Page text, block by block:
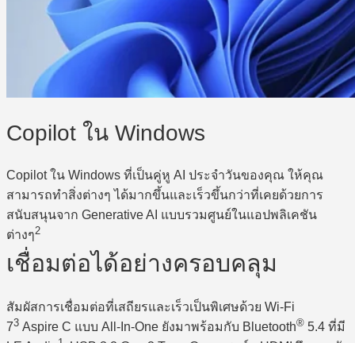
Copilot ใน Windows
Copilot ใน Windows ที่เป็นคู่หู AI ประจำวันของคุณ ให้คุณ
สามารถทำสิ่งต่างๆ ได้มากขึ้นและเร็วขึ้นกว่าที่เคยด้วยการ
สนับสนุนจาก Generative AI แบบรวมศูนย์ในแอปพลิเคชัน
ต่างๆ2
เชื่อมต่อได้อย่างครอบคลุม
สัมผัสการเชื่อมต่อที่เสถียรและเร็วเป็นพิเศษด้วย Wi-Fi
73 Aspire C แบบ All-In-One ยังมาพร้อมกับ Bluetooth® 5.4 ที่มี